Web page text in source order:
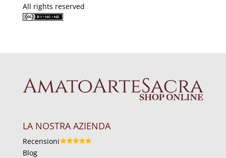
All rights reserved
LA NOSTRA AZIENDA
Recensioni
Blog